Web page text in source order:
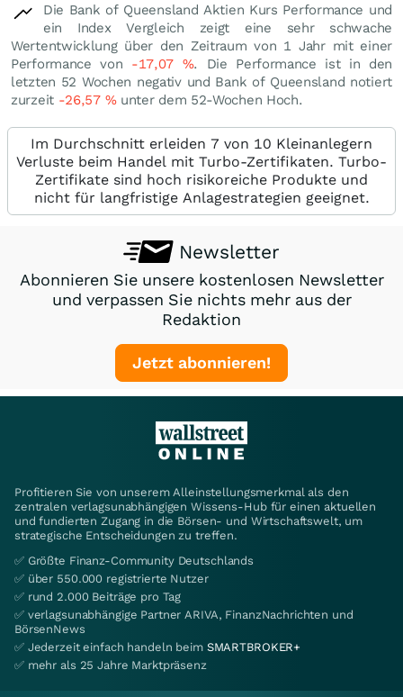
Die Bank of Queensland Aktien Kurs Performance und
ein Index Vergleich zeigt eine sehr schwache
Wertentwicklung über den Zeitraum von 1 Jahr mit einer
Performance von -17,07 %. Die Performance ist in den
letzten 52 Wochen negativ und Bank of Queensland notiert
zurzeit -26,57 %unter dem 52-Wochen Hoch.
Im Durchschnitt erleiden 7 von 10 Kleinanlegern
Verluste beim Handel mit Turbo-Zertifikaten. Turbo-
Zertifikate sind hoch risikoreiche Produkte und
nicht für langfristige Anlagestrategien geeignet.
Newsletter
Abonnieren Sie unsere kostenlosen Newsletter
und verpassen Sie nichts mehr aus der
Redaktion
Jetzt abonnieren!
Profitieren Sie von unserem Alleinstellungsmerkmal als den
zentralen verlagsunabhängigen Wissens-Hub für einen aktuellen
und fundierten Zugang in die Börsen- und Wirtschaftswelt, um
strategische Entscheidungen zu treffen.
✅ Größte Finanz-Community Deutschlands
✅ über 550.000 registrierte Nutzer
✅ rund 2.000 Beiträge pro Tag
✅ verlagsunabhängige Partner ARIVA, FinanzNachrichten und
BörsenNews
✅ Jederzeit einfach handeln beim SMARTBROKER+
✅ mehr als 25 Jahre Marktpräsenz